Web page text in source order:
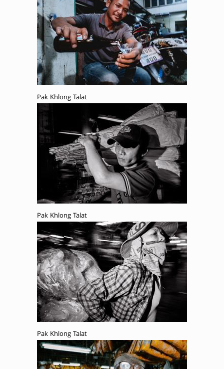
Pak Khlong Talat
Pak Khlong Talat
Pak Khlong Talat